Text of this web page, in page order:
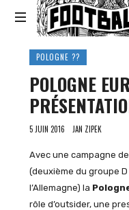
Footballski
Le
football
d'Europe
centrale
et
d'Europe
l'Est
POLOGNE ??
POLOGNE
5 JUIN 2016 JAN ZIPEK
Avec une campagne
(deuxième du groupe
l’Allemagne) la
rôle d’outsider, une